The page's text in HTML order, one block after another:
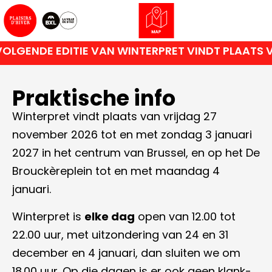
EDITIE VAN WINTERPRET VINDT PLAATS
Praktische info
Winterpret vindt plaats van vrijdag 27
november 2026 tot en met zondag 3 januari
2027 in het centrum van Brussel, en op het De
Brouckèreplein tot en met maandag 4
januari.
Winterpret is elke dag open van 12.00 tot
22.00 uur, met uitzondering van 24 en 31
december en 4 januari, dan sluiten we om